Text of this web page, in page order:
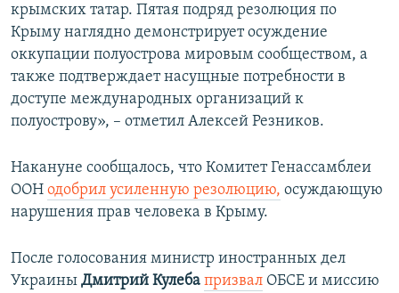
крымских татар. Пятая подряд резолюция по
Крыму наглядно демонстрирует осуждение
оккупации полуострова мировым сообществом, а
также подтверждает насущные потребности в
доступе международных организаций к
полуострову», – отметил Алексей Резников.
Накануне сообщалось, что Комитет Генассамблеи
ООН одобрил усиленную резолюцию, осуждающую
нарушения прав человека в Крыму.
После голосования министр иностранных дел
Украины Дмитрий Кулеба призвал ОБСЕ и миссию